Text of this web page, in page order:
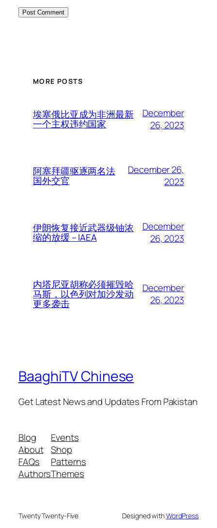
MORE POSTS
埃塞俄比亚成为非洲最新
一个主权违约国家
December
26, 2023
阿塞拜疆驱逐两名法
国外交官
December 26,
2023
伊朗恢复接近武器级铀浓
缩的放缓 – IAEA
December
26, 2023
内塔尼亚胡称必须摧毁哈
马斯，以色列对加沙发动
更多袭击
December
26, 2023
BaaghiTV Chinese
Get Latest News and Updates From Pakistan
Blog
About
FAQs
Authors
Events
Shop
Patterns
Themes
Twenty Twenty-Five Designed withWordPress